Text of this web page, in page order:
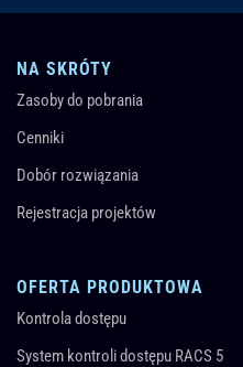
NA SKRÓTY
Zasoby do pobrania
Cenniki
Dobór rozwiązania
Rejestracja projektów
OFERTA PRODUKTOWA
Kontrola dostępu
System kontroli dostępu RACS 5